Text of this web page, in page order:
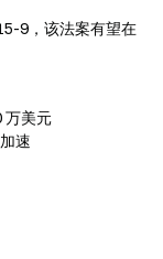
9，该法案有望在
万美元
速